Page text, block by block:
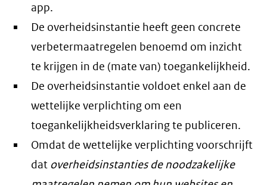
app.
De overheidsinstantie heeft geen concrete
verbetermaatregelen benoemd om inzicht
te krijgen in de (mate van) toegankelijkheid.
De overheidsinstantie voldoet enkel aan de
wettelijke verplichting om een
toegankelijkheidsverklaring te publiceren.
Omdat de wettelijke verplichting voorschrijft
dat overheidsinstanties de noodzakelijke